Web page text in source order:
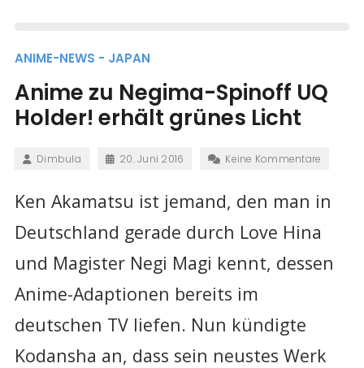
ANIME-NEWS - JAPAN
Anime zu Negima-Spinoff UQ
Holder! erhält grünes Licht
Dimbula 20. Juni 2016 Keine Kommentare
Ken Akamatsu ist jemand, den man in
Deutschland gerade durch Love Hina
und Magister Negi Magi kennt, dessen
Anime-Adaptionen bereits im
deutschen TV liefen. Nun kündigte
Kodansha an, dass sein neustes Werk